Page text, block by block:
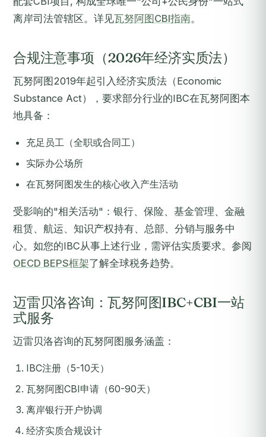
离岸司法管辖区。详见瓦努阿图CBI指南。
合规注意事项（2026年经济实质法）
瓦努阿图2019年起引入经济实质法（Economic
Substance Act），要求部分行业的IBC在瓦努阿图本
地具备：
充足员工（全职或合同工）
实际办公场所
在瓦努阿图发生的核心收入产生活动
受影响的"相关活动"：银行、保险、基金管理、金融
租赁、航运、知识产权持有、总部、分销与服务中
心。如您的IBC从事上述行业，需评估实质要求。参阅
OECD BEPS框架了解全球税务趋势。
迈雷贝洛咨询：瓦努阿图IBC+CBI一站
式服务
迈雷贝洛咨询的瓦努阿图服务涵盖：
IBC注册（5-10天）
瓦努阿图CBI申请（60-90天）
离岸银行开户协调
经济实质合规设计